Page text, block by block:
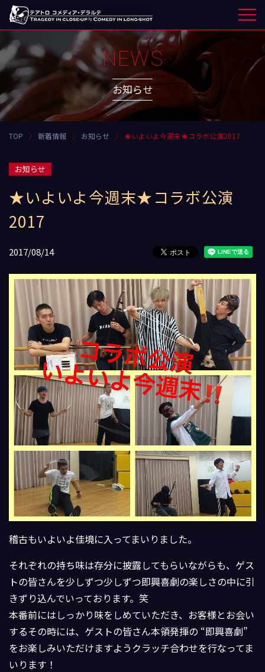
NEWS
お知らせ
TOP 新着情報 お知らせ ★いよいよ今週末★コラボ公演2017
お知らせ
★いよいよ今週末★コラボ公演
2017
2017/08/14
稽古もいよいよ佳境に入ってまいりました。
それぞれの持ち味は存分に披露してもらいながらも、ゲス
トの皆さんを少しずつ少しずつ即興喜劇の楽しさの中に引
きずり込んでいっております。笑
本番前にはしっかり味をしめていただき、お客様とお会い
するその時には、ゲストの皆さん本領発揮の “即興喜劇”
をお楽しみいただけますようクラッチ合わせを行なってま
いります！